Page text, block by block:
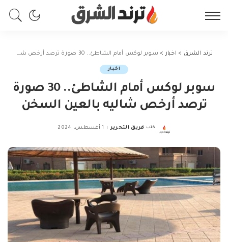
ترند الشرق > اخبار > سوبر لوكس أمام الشاطئ.. 30 صورة ترصد أرخص شاليه بالعين السخن
اخبار
سوبر لوكس أمام الشاطئ.. 30 صورة
ترصد أرخص شاليه بالعين السخن
Posted
كتب فريق التحرير 1 أغسطس، 2024